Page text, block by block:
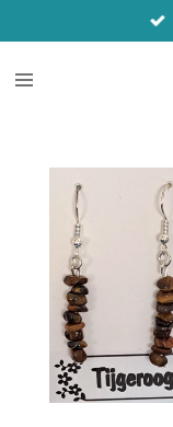
direct
naar